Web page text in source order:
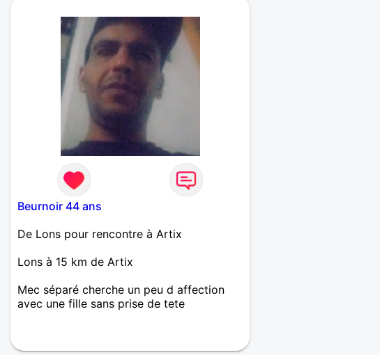
Beurnoir 44 ans
De Lons pour rencontre à Artix
Lons à 15 km de Artix
Mec séparé cherche un peu d affection
avec une fille sans prise de tete